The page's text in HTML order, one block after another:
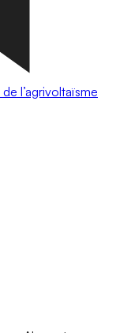
l’agrivoltaïsme